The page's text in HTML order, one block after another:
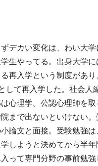
デカい変化は、わい大学
生やってる。出身大学
再入学という制度があ
して再入学した。社会人
心理学。公認心理師を
まで出ないといけない
論文と面接。受験勉強
しようと決めてから半
って専門分野の事前勉